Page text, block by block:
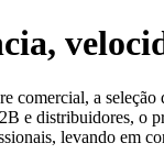
comercial, a seleção
e distribuidores, o
levando em